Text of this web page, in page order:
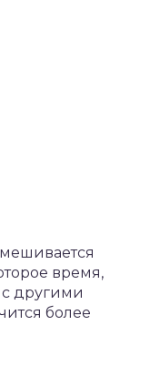
время,
другими
более